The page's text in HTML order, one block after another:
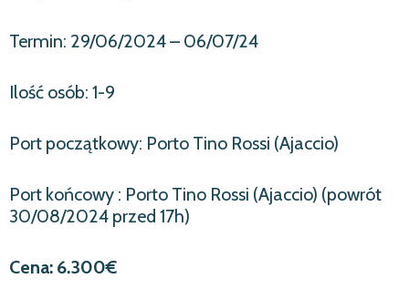
Termin: 29/06/2024 – 06/07/24
Ilość osób: 1-9
Port początkowy: Porto Tino Rossi (Ajaccio)
Port końcowy : Porto Tino Rossi (Ajaccio) (powrót
30/08/2024 przed 17h)
Cena: 6.300€